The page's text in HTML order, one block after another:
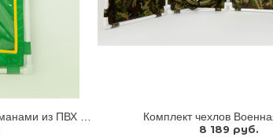
Комплект чехлов
8 189 руб.